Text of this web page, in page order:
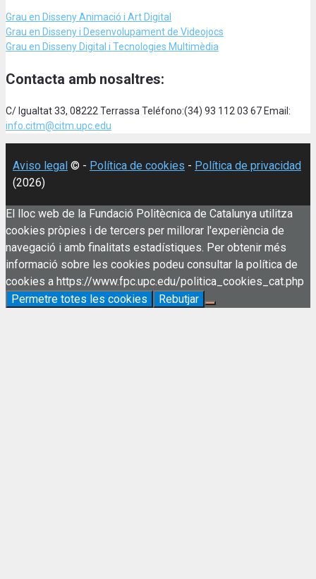
Grau en Disseny Animació i Art Digital
Grau en Disseny i Desenvolupament de Videojocs
Grau en Disseny Digital i Tecnologies Multimèdia
Contacta amb nosaltres:
C/ Igualtat 33, 08222 Terrassa Teléfono:(34) 93 112 03 67 Email:
info.citm@citm.upc.edu
Aviso legal © - Política de cookies - Política de privacidad
(2026)
El lloc web de la Fundació Politècnica de Catalunya utilitza
cookies pròpies i de tercers per millorar l'experiència de
navegació i amb finalitats estadístiques. Per obtenir més
informació sobre les cookies podeu consultar la política de
cookies a https://www.fpc.upc.edu/politica_cookies_cat.php
Permetre totes les cookies
Rebutjar